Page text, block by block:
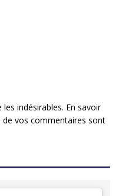
indésirables. En savoir
vos commentaires sont